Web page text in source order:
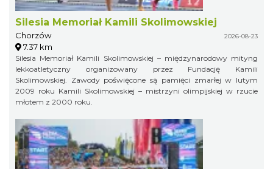
Silesia Memoriał Kamili Skolimowskiej
Chorzów 2026-08-23
7.37 km
Silesia Memoriał Kamili Skolimowskiej – międzynarodowy mityng
lekkoatletyczny organizowany przez Fundację Kamili
Skolimowskiej. Zawody poświęcone są pamięci zmarłej w lutym
2009 roku Kamili Skolimowskiej – mistrzyni olimpijskiej w rzucie
młotem z 2000 roku.